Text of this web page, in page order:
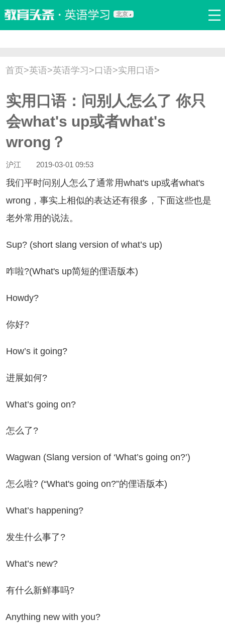
北京
双语新闻 口译翻译 职场英语 娱乐英语
流行语 新概念
首页>英语>英语学习 >口语>实用口语>
实用口语：问别人怎么了 你只
会what's up或者what's
wrong？
沪江 2019-03-01 09:53
平时问别人怎么了通常用what's up或者what's
wrong，事实上相似的表达还有很多，下面这些也是
老外常用的说法。
(short slang version of what’s up)
?(What's up简短的俚语版本)
好?
it going?
如何?
going on?
么了?
(Slang version of ‘What’s going on?’)
啦? (“What's going on?”的俚语版本)
happening?
什么事了?
new?
么新鲜事吗?
new with you?